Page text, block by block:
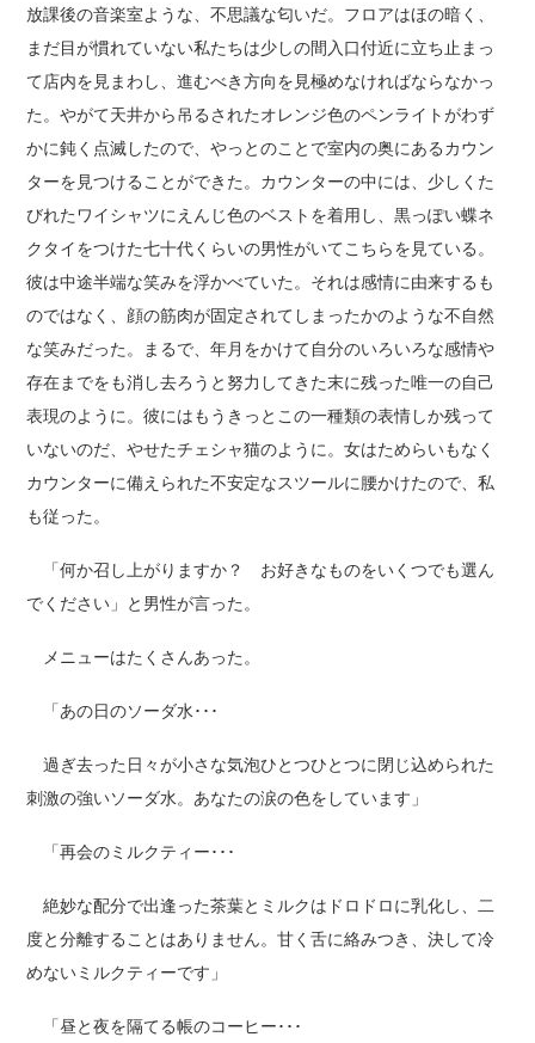
放課後の音楽室ような、不思議な匂いだ。フロアはほの暗く、
まだ目が慣れていない私たちは少しの間入口付近に立ち止まっ
て店内を見まわし、進むべき方向を見極めなければならなかっ
た。やがて天井から吊るされたオレンジ色のペンライトがわず
かに鈍く点滅したので、やっとのことで室内の奥にあるカウン
ターを見つけることができた。カウンターの中には、少しくた
びれたワイシャツにえんじ色のベストを着用し、黒っぽい蝶ネ
クタイをつけた七十代くらいの男性がいてこちらを見ている。
彼は中途半端な笑みを浮かべていた。それは感情に由来するも
のではなく、顔の筋肉が固定されてしまったかのような不自然
な笑みだった。まるで、年月をかけて自分のいろいろな感情や
存在までをも消し去ろうと努力してきた末に残った唯一の自己
表現のように。彼にはもうきっとこの一種類の表情しか残って
いないのだ、やせたチェシャ猫のように。女はためらいもなく
カウンターに備えられた不安定なスツールに腰かけたので、私
も従った。
「何か召し上がりますか？ お好きなものをいくつでも選ん
でください」と男性が言った。
メニューはたくさんあった。
「あの日のソーダ水･･･
過ぎ去った日々が小さな気泡ひとつひとつに閉じ込められた
刺激の強いソーダ水。あなたの涙の色をしています」
「再会のミルクティー･･･
絶妙な配分で出逢った茶葉とミルクはドロドロに乳化し、二
度と分離することはありません。甘く舌に絡みつき、決して冷
めないミルクティーです」
「昼と夜を隔てる帳のコーヒー･･･